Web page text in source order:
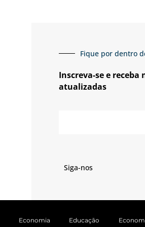
Fique por dentro
Inscreva-se e
atualizadas
Siga-nos
Economia Educação